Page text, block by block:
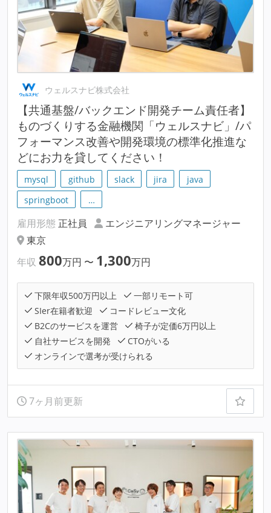
ウェルスナビ株式会社
【共通基盤/バックエンド開発チーム責任者】
ものづくりする金融機関「ウェルスナビ」/パ
フォーマンス改善や開発環境の標準化推進な
どにお力を貸してください！
mysql github slack jira
java
springboot
…
雇用形態 正社員
エンジニアリングマネージャー
東京
年収 800万円 〜 1,300万円
下限年収500万円以上
一部リモート可
SIer在籍者歓迎
コードレビュー文化
B2Cのサービスを運営
椅子が定価6万円以上
自社サービスを開発
CTOがいる
オンラインで選考が受けられる
7ヶ月前更新